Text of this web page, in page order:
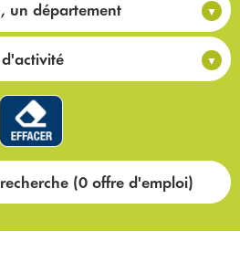
un département
d'activité
(0 offre d'emploi)